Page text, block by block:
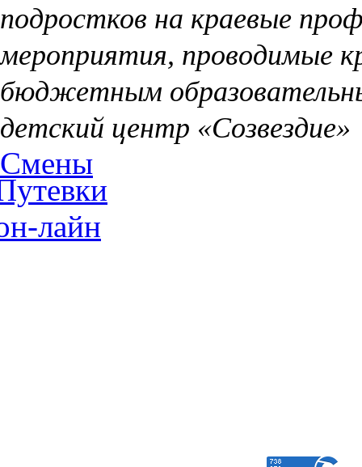
подростков на краевые
мероприятия, проводимые
бюджетным
детский центр «Созвездие»
Смены
лайн